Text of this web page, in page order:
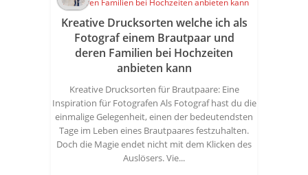
Kreative Drucksorten welche ich als
Fotograf einem Brautpaar und
deren Familien bei Hochzeiten
anbieten kann
Kreative Drucksorten für Brautpaare: Eine
Inspiration für Fotografen Als Fotograf hast du die
einmalige Gelegenheit, einen der bedeutendsten
Tage im Leben eines Brautpaares festzuhalten.
Doch die Magie endet nicht mit dem Klicken des
Auslösers. Vie...